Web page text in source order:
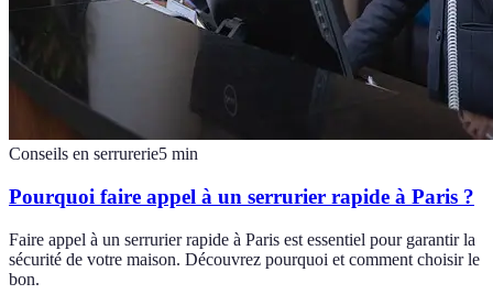
Conseils en serrurerie5 min
Pourquoi faire appel à un serrurier rapide à Paris ?
Faire appel à un serrurier rapide à Paris est essentiel pour garantir la
sécurité de votre maison. Découvrez pourquoi et comment choisir le
bon.